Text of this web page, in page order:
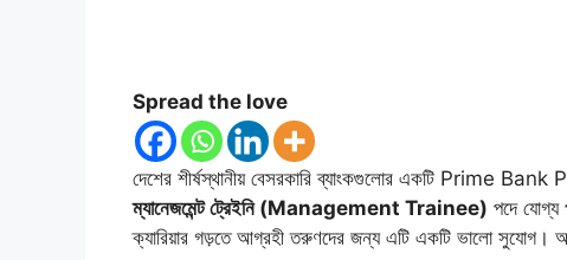
Spread the love
দেশের শীর্ষস্থানীয় বেসরকারি ব্যাংকগুলোর একটি Prime Bank
ম্যানেজমেন্ট ট্রেইনি (Management Trainee) পদে যোগ্য
ক্যারিয়ার গড়তে আগ্রহী তরুণদের জন্য এটি একটি ভালো সুযোগ।